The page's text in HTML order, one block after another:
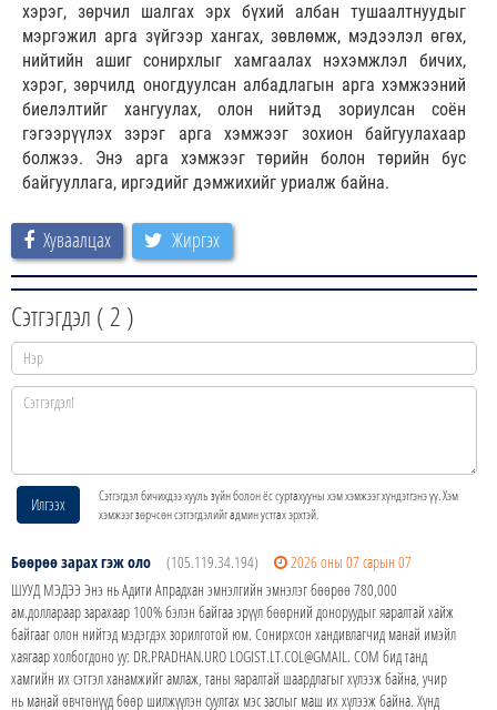
хэрэг, зөрчил шалгах эрх бүхий албан тушаалтнуудыг
мэргэжил арга зүйгээр хангах, зөвлөмж, мэдээлэл өгөх,
нийтийн ашиг сонирхлыг хамгаалах нэхэмжлэл бичих,
хэрэг, зөрчилд оногдуулсан албадлагын арга хэмжээний
биелэлтийг хангуулах, олон нийтэд зориулсан соён
гэгээрүүлэх зэрэг арга хэмжээг зохион байгуулахаар
болжээ. Энэ арга хэмжээг төрийн болон төрийн бус
байгууллага, иргэдийг дэмжихийг уриалж байна.
Хуваалцах Жиргэх
Сэтгэгдэл (2 )
Илгээх
Сэтгэгдэл бичихдээ хууль зүйн болон ёс суртахууны хэм хэмжээг хүндэтгэнэ үү. Хэм
хэмжээг зөрчсөн сэтгэгдэлийг админ устгах эрхтэй.
Бөөрөө зарах гэж оло (105.119.34.194)
2026 оны 07 сарын 07
ШУУД МЭДЭЭ Энэ нь Адити Апрадхан эмнэлгийн эмнэлэг бөөрөө 780,000
ам.доллараар зарахаар 100% бэлэн байгаа эрүүл бөөрний доноруудыг яаралтай хайж
байгааг олон нийтэд мэдэгдэх зорилготой юм. Сонирхсон хандивлагчид манай имэйл
хаягаар холбогдоно уу: DR.PRADHAN.URO LOGIST.LT.COL@GMAIL. COM бид танд
хамгийн их сэтгэл ханамжийг амлаж, таны яаралтай шаардлагыг хүлээж байна, учир
нь манай өвчтөнүүд бөөр шилжүүлэн суулгах мэс заслыг маш их хүлээж байна. Хүнд